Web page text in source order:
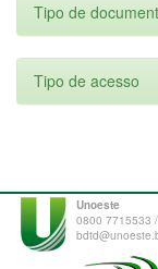
Tipo de
Tipo de acesso
Unoeste
0800 7715533